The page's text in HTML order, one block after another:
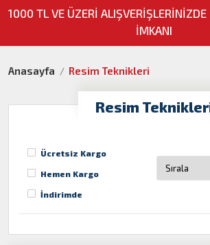
1000 TL VE ÜZERI ALIŞVERIŞLERINIZDE
İMKANI
Anasayfa Resim Teknikleri
Resim
Ücretsiz Kargo
Hemen Kargo
İndirimde